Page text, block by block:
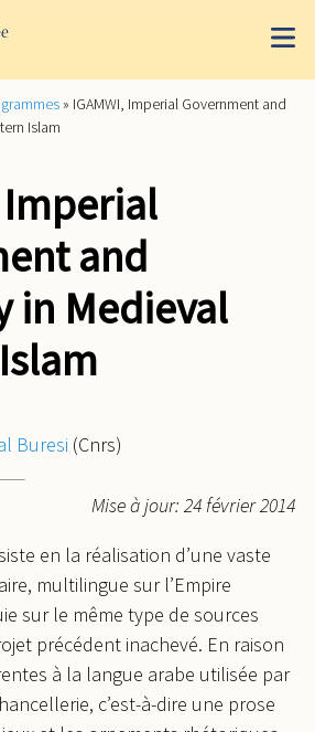
» IGAMWI, Imperial Government and
Islam
Imperial
and
in Medieval
Buresi (Cnrs)
Mise à jour: 24 février 2014
en la réalisation d’une vaste
multilingue sur l’Empire
sur le même type de sources
précédent inachevé. En raison
à la langue arabe utilisée par
c’est-à-dire une prose